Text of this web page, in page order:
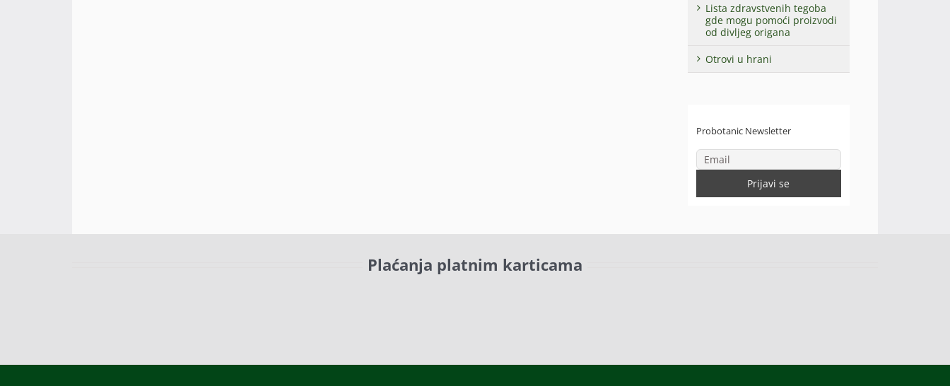
Lista zdravstvenih tegoba
gde mogu pomoći proizvodi
od divljeg origana
Otrovi u hrani
Probotanic Newsletter
Plaćanja platnim karticama